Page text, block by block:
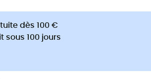
dès 100 €
sous 100 jours